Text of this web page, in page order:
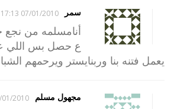
سمر 07/01/2010 17:13
أنامسلمه من نجع
ع حصل بس اللي
يعمل فتنه بنا وربنايستر ويرحمهم
مجهول مسلم 2010 16:48